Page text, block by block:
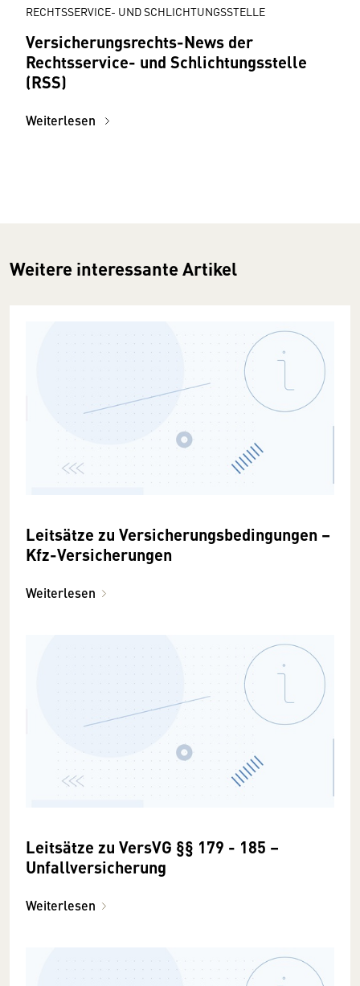
RECHTSSERVICE- UND SCHLICHTUNGSSTELLE
Versicherungsrechts-News der
Rechtsservice- und Schlichtungsstelle
(RSS)
Weiterlesen
Weitere interessante Artikel
Leitsätze zu Versicherungsbedingungen –
Kfz-Versicherungen
Weiterlesen
Leitsätze zu VersVG §§ 179 - 185 –
Unfallversicherung
Weiterlesen